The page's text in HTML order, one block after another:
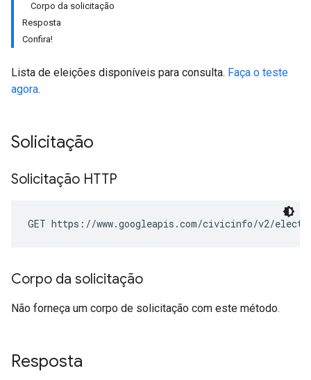
Corpo da solicitação
Resposta
Confira!
Lista de eleições disponíveis para consulta. Faça o teste
agora.
Solicitação
Solicitação HTTP
GET https://www.googleapis.com/civicinfo/v2/
Corpo da solicitação
Não forneça um corpo de solicitação com este método.
Resposta